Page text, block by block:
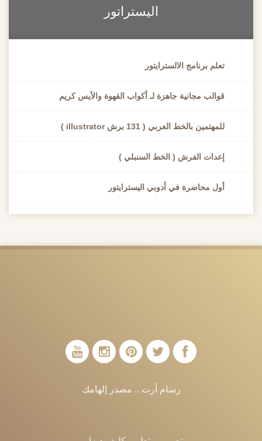
اليستراتور
تعلم برنامج الالسترايتور
قوالب مجانية جاهزة لـ أكواب القهوة والأيس كريم
للمهتمين بالخط العربي ( 131 برش illustrator )
إعدات الفرش ( الخط السنبلي )
أول محاضرة في أدوبي اليسترايتور
رسام آرت .. مصدر إلهامك